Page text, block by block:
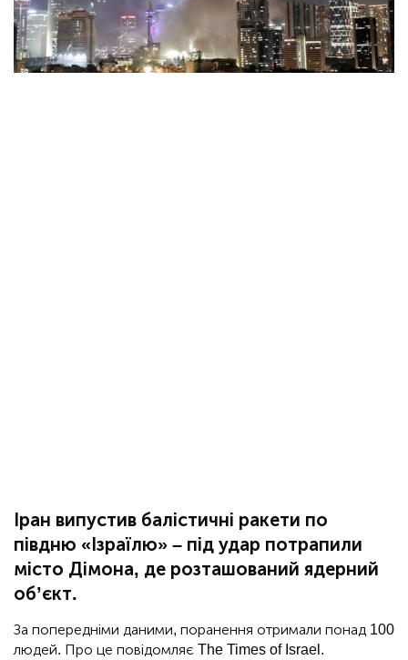
Іран випустив балістичні ракети по
півдню «Ізраїлю» – під удар потрапили
місто Дімона, де розташований ядерний
об’єкт.
За попередніми даними, поранення отримали понад 100
людей. Про це повідомляє The Times of Israel.